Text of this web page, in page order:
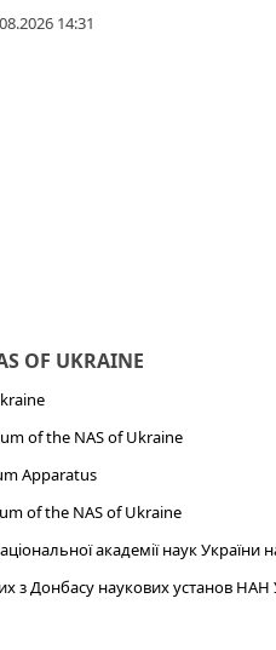
14:31
OF UKRAINE
of the NAS of Ukraine
Apparatus​
of the NAS of Ukraine
академії наук України
з Донбасу наукових установ НАН